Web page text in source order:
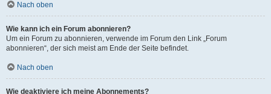
Nach oben
Wie kann ich ein Forum abonnieren?
Um ein Forum zu abonnieren, verwende im Forum den Link „Forum
abonnieren“, der sich meist am Ende der Seite befindet.
Nach oben
Wie deaktiviere ich meine Abonnements?